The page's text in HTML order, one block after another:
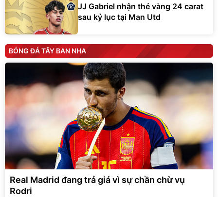
JJ Gabriel nhận thẻ vàng 24 carat
sau kỷ lục tại Man Utd
BÓNG ĐÁ TÂY BAN NHA
Real Madrid đang trả giá vì sự chần chừ vụ
Rodri